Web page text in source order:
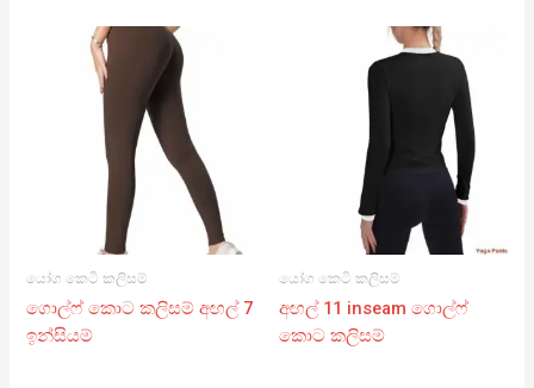
යෝග කෙටි කලිසම්
ගොල්ෆ් කොට කලිසම් අඟල් 7
ඉන්සියම්
යෝග කෙටි කලිසම්
අඟල් 11 inseam ගොල්ෆ්
කොට කලිසම්